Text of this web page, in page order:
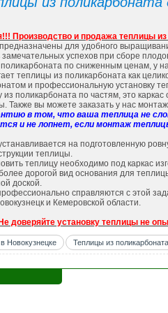
Производство и продажа теплицы
для удобного
успехов при сборе
по сниженным ценам, у
теплицы из поликарбоната как
и профессиональную установку
из поликарбоната по частям, это
Также вы можете заказать у нас
в том, что ваша теплица не
и не лопнет, если монтаж
на подготовленную
теплицы.
теплицу необходимо под каркас
дорогой вид основания для
доской.
справляются с этой
и Кемеровской области.
Не доверяйте установку теплицы не
Новокузнецке Теплицы из поликарбоната